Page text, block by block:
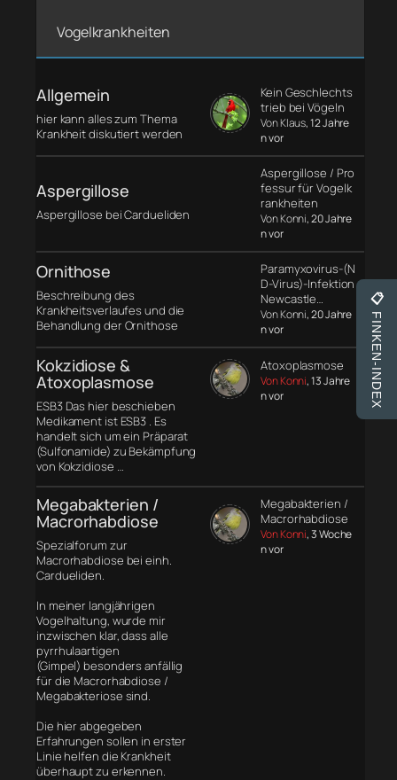
Vogelkrankheiten
Allgemein
hier kann alles zum Thema
Krankheit diskutiert werden
Kein Geschlechts
trieb bei Vögeln
Von Klaus, 12 Jahre
n vor
Aspergillose
Aspergillose bei Cardueliden
Aspergillose / Pro
fessur für Vogelk
rankheiten
Von Konni, 20 Jahre
n vor
Ornithose
Beschreibung des
Krankheitsverlaufes und die
Behandlung der Ornithose
Paramyxovirus-(N
D-Virus)-Infektion
Newcastle…
Von Konni, 20 Jahre
n vor
Kokzidiose &
Atoxoplasmose
ESB3 Das hier beschieben
Medikament ist ESB3 . Es
handelt sich um ein Präparat
(Sulfonamide) zu Bekämpfung
von Kokzidiose …
Atoxoplasmose
Von Konni, 13 Jahre
n vor
Megabakterien /
Macrorhabdiose
Spezialforum zur
Macrorhabdiose bei einh.
Cardueliden.
In meiner langjährigen
Vogelhaltung, wurde mir
inzwischen klar, dass alle
pyrrhulaartigen
(Gimpel) besonders anfällig
für die Macrorhabdiose /
Megabakteriose sind.
Die hier abgegeben
Erfahrungen sollen in erster
Linie helfen die Krankheit
überhaupt zu erkennen.
Megabakterien /
Macrorhabdiose
Von Konni, 3 Woche
n vor
📋
FINKEN-INDEX